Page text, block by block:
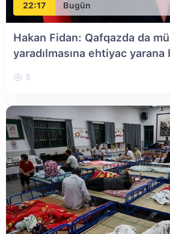
22:17 Bugün
Hakan Fidan: Qafqazda da
yaradılmasına ehtiyac yarana
5